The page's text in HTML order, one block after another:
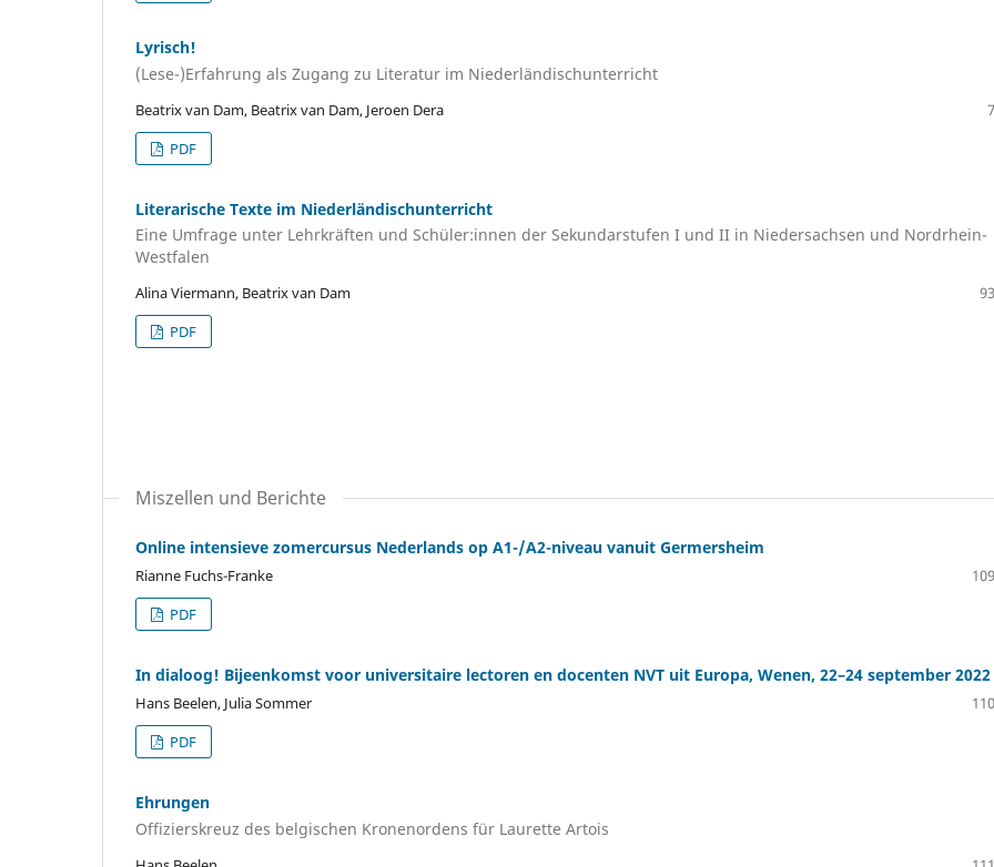
Lyrisch!
(Lese-)Erfahrung als Zugang zu Literatur im Niederländischunterricht
Beatrix van Dam, Beatrix van Dam, Jeroen Dera
PDF
Literarische Texte im Niederländischunterricht
Eine Umfrage unter Lehrkräften und Schüler:innen der Sekundarstufen I und II in Niedersachsen und Nordrhein-
Westfalen
Alina Viermann, Beatrix van Dam
PDF
Miszellen und Berichte
Online intensieve zomercursus Nederlands op A1-/A2-niveau vanuit Germersheim
Rianne Fuchs-Franke
PDF
In dialoog! Bijeenkomst voor universitaire lectoren en docenten NVT uit Europa, Wenen, 22–24 september 2022
Hans Beelen, Julia Sommer
PDF
Ehrungen
Offizierskreuz des belgischen Kronenordens für Laurette Artois